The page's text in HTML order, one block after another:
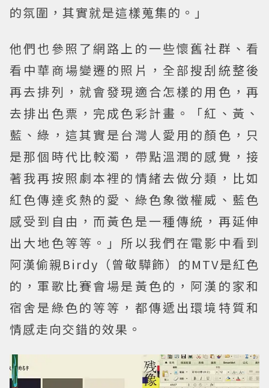
的氛圍，其實就是這樣蒐集的。」
他們也參照了網路上的一些懷舊社群、看
看中華商場變遷的照片，全部搜刮統整後
再去排列，就會發現適合怎樣的用色，再
去排出色票，完成色彩計畫。「紅、黃、
藍、綠，這其實是台灣人愛用的顏色，只
是那個時代比較濁，帶點溫潤的感覺，接
著我再按照劇本裡的情緒去做分類，比如
紅色傳達炙熱的愛、綠色象徵權威、藍色
感受到自由，而黃色是一種傳統，再延伸
出大地色等等。」所以我們在電影中看到
阿漢偷親Birdy（曾敬驊飾）的MTV是紅色
的，軍歌比賽會場是黃色的，阿漢的家和
宿舍是綠色的等等，都傳遞出環境特質和
情感走向交錯的效果。